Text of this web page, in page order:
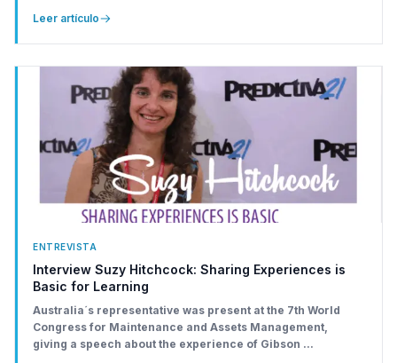
Leer artículo
ENTREVISTA
Interview Suzy Hitchcock: Sharing Experiences is
Basic for Learning
Australia´s representative was present at the 7th World
Congress for Maintenance and Assets Management,
giving a speech about the experience of Gibson ...